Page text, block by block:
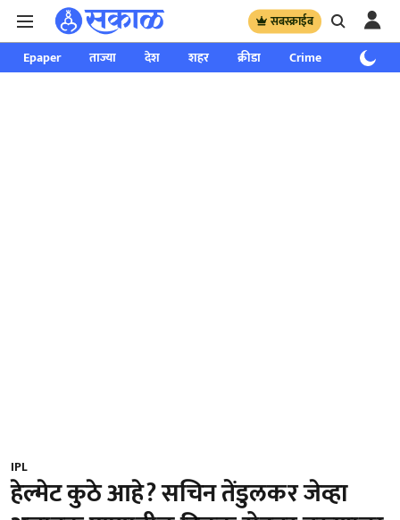
सबस्क्राईब
Epaper ताज्या देश शहर क्रीडा Crime साप्ताहिक
IPL
हेल्मेट कुठे आहे? सचिन तेंडुलकर जेव्हा